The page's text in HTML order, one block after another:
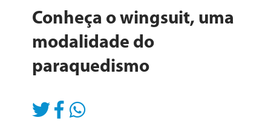
Conheça o wingsuit, uma
modalidade do
paraquedismo